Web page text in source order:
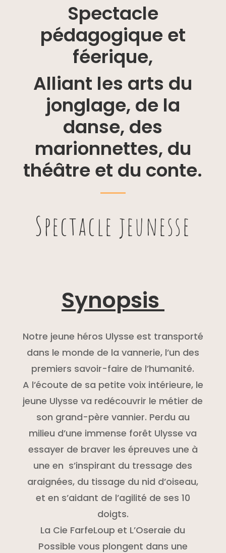
Spectacle
pédagogique et
féerique,
Alliant les arts du
jonglage, de la
danse, des
marionnettes, du
théâtre et du conte.
Spectacle jeunesse
Synopsis
Notre jeune héros Ulysse est transporté
dans le monde de la vannerie, l’un des
premiers savoir-faire de l’humanité.
A l’écoute de sa petite voix intérieure, le
jeune Ulysse va redécouvrir le métier de
son grand-père vannier. Perdu au
milieu d’une immense forêt Ulysse va
essayer de braver les épreuves une à
une en s’inspirant du tressage des
araignées, du tissage du nid d’oiseau,
et en s’aidant de l’agilité de ses 10
doigts.
La Cie FarfeLoup et L’Oseraie du
Possible vous plongent dans une